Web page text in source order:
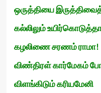
ஒருத்தியை
கல்லிலும்
கழலிணை சரணம் ராமா!
விண்திரள் கார்மேகம்
விளங்கிடும் கரியமேனி